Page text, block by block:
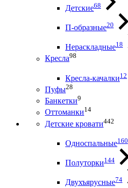
Детские68
П-образные20
Нераскладные18
Кресла98
Кресла-качалки12
Пуфы28
Банкетки9
Оттоманки14
Детские кровати442
Односпальные160
Полуторки144
Двухъярусные74